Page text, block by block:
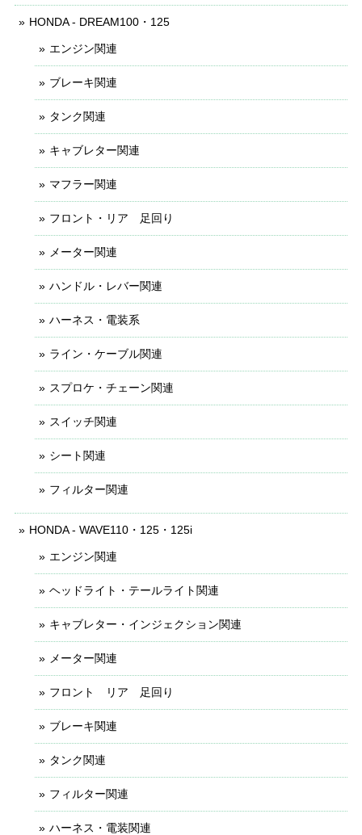
HONDA - DREAM100・125
エンジン関連
ブレーキ関連
タンク関連
キャブレター関連
マフラー関連
フロント・リア 足回り
メーター関連
ハンドル・レバー関連
ハーネス・電装系
ライン・ケーブル関連
スプロケ・チェーン関連
スイッチ関連
シート関連
フィルター関連
HONDA - WAVE110・125・125i
エンジン関連
ヘッドライト・テールライト関連
キャブレター・インジェクション関連
メーター関連
フロント リア 足回り
ブレーキ関連
タンク関連
フィルター関連
ハーネス・電装関連